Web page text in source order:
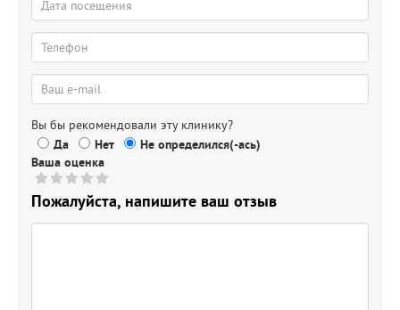
Вы бы рекомендовали эту клинику?
Да
Нет
Не определился(-ась)
Ваша оценка
Пожалуйста, напишите ваш отзыв